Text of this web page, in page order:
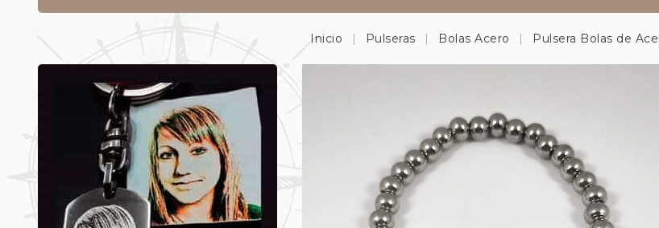
Inicio Pulseras Bolas Acero Pulsera Bolas de